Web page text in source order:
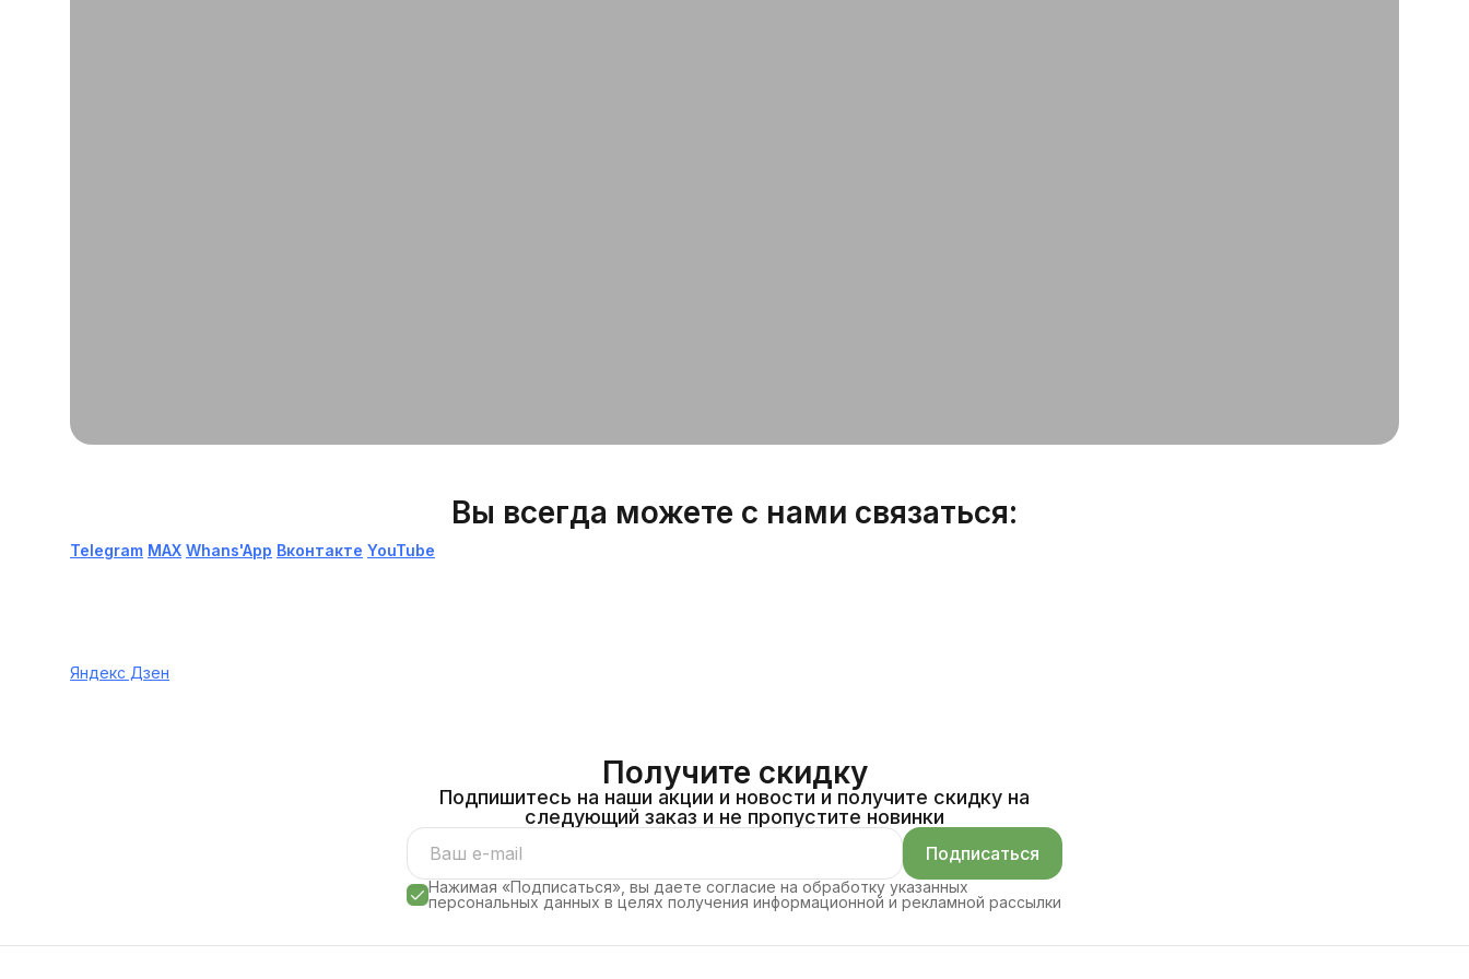
Вы всегда можете с нами связаться:
Telegram МАХ Whans'App Вконтакте YouTube
Яндекс Дзен
Получите скидку
Подпишитесь на наши акции и новости и получите скидку на
следующий заказ и не пропустите новинки
Подписаться
Нажимая «Подписаться», вы даете согласие на обработку указанных
персональных данных в целях получения информационной и рекламной рассылки